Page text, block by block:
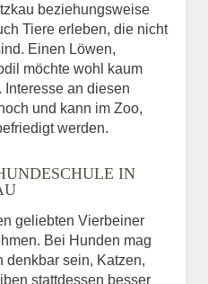
beziehungsweise
Tiere erleben, die nicht
Einen Löwen,
möchte wohl kaum
an diesen
und kann im Zoo,
werden.
IN
geliebten Vierbeiner
Bei Hunden mag
denkbar sein, Katzen,
stattdessen besser